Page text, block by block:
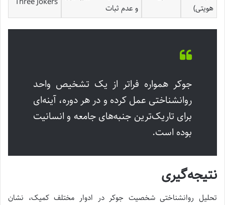
هویتی)
و عدم ثبات
جوکر همواره فراتر از یک تشخیص واحد
روانشناختی عمل کرده و در هر دوره، آینه‌ای
برای تاریک‌ترین جنبه‌های جامعه و انسانیت
بوده است.
نتیجه‌گیری
تحلیل روانشناختی شخصیت جوکر در ادوار مختلف کمیک، نشان